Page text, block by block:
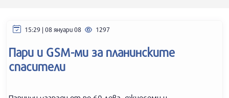
15:29 | 08 януари 08 1297
Пари и GSM-ми за планинските
спасители